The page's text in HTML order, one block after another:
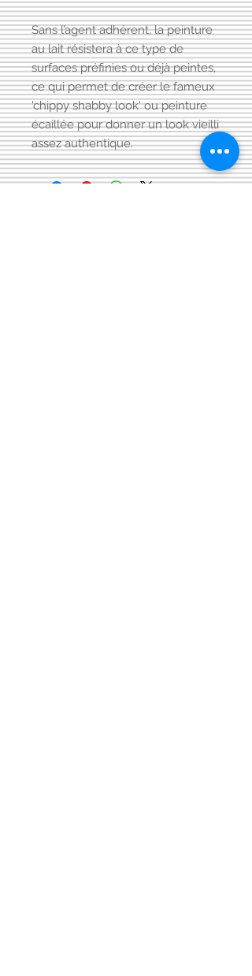
Sans l’agent adhérent, la peinture
au lait résistera à ce type de
surfaces préfinies ou déjà peintes,
ce qui permet de créer le fameux
'chippy shabby look' ou peinture
écaillée pour donner un look vieilli
assez authentique.